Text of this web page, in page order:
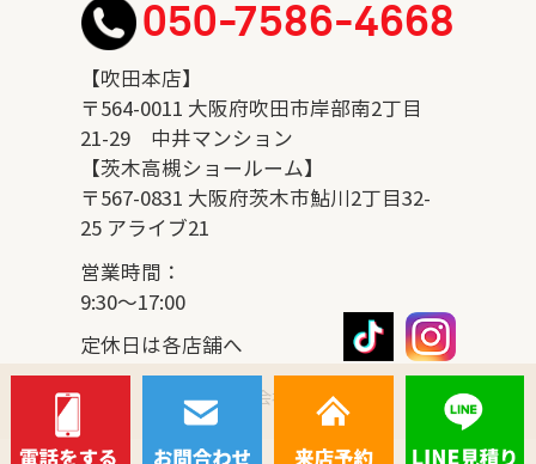
050-7586-4668
【吹田本店】
〒564-0011 大阪府吹田市岸部南2丁目
21-29 中井マンション
【茨木高槻ショールーム】
〒567-0831 大阪府茨木市鮎川2丁目32-
25 アライブ21
営業時間：
9:30～17:00
定休日は各店舗へ
© 2026 株式会社ヴィレッジ